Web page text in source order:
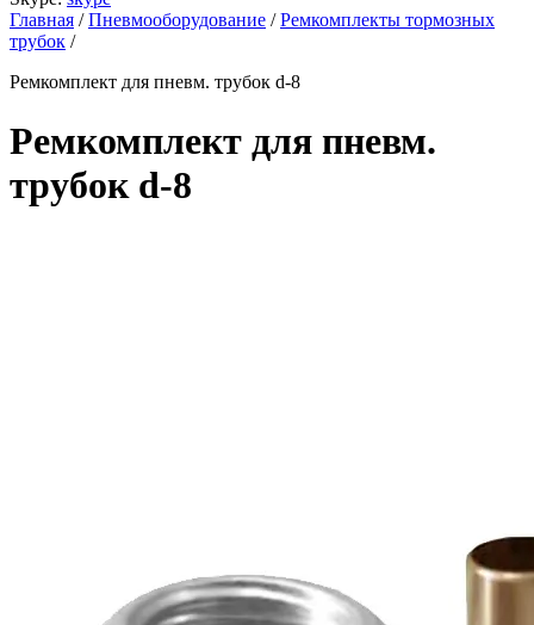
Главная / Пневмооборудование / Ремкомплекты тормозных
трубок /
Ремкомплект для пневм. трубок d-8
Ремкомплект для пневм.
трубок d-8